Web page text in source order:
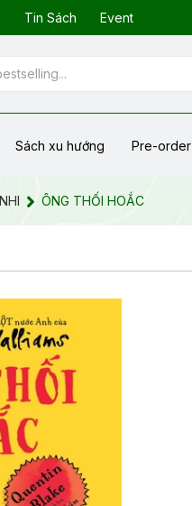
Tin Sách Event
Sách xu hướng Pre-
ÔNG THỐI HOẮC